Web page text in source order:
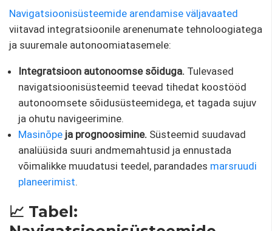
Navigatsioonisüsteemide arendamise väljavaated
viitavad integratsioonile arenenumate tehnoloogiatega
ja suuremale autonoomiatasemele:
Integratsioon autonoomse sõiduga. Tulevased
navigatsioonisüsteemid teevad tihedat koostööd
autonoomsete sõidusüsteemidega, et tagada sujuv
ja ohutu navigeerimine.
Masinõpe ja prognoosimine. Süsteemid suudavad
analüüsida suuri andmemahtusid ja ennustada
võimalikke muudatusi teedel, parandades marsruudi
planeerimist.
📈 Tabel: